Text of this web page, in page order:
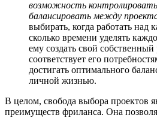
возможность
балансировать между
выбирать, когда работать над
сколько времени уделять
ему создать свой
соответствует его
достигать оптимального
личной жизнью.
В целом, свобода выбора проектов
преимуществ фриланса. Она